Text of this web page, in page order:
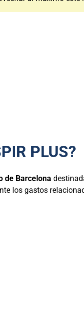
PLUS?
de Barcelona
los gastos